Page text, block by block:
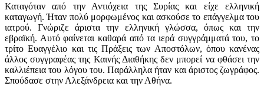
Καταγόταν από την Αντιόχεια της Συρίας και είχε ελληνική
καταγωγή. Ήταν πολύ μορφωμένος και ασκούσε το επάγγελμα του
ιατρού. Γνώριζε άριστα την ελληνική γλώσσα, όπως και την
εβραϊκή. Αυτό φαίνεται καθαρά από τα ιερά συγγράμματά του, το
τρίτο Ευαγγέλιο και τις Πράξεις των Αποστόλων, όπου κανένας
άλλος συγγραφέας της Καινής Διαθήκης δεν μπορεί να φθάσει την
καλλιέπεια του λόγου του. Παράλληλα ήταν και άριστος ζωγράφος.
Σπούδασε στην Αλεξάνδρεια και την Αθήνα.